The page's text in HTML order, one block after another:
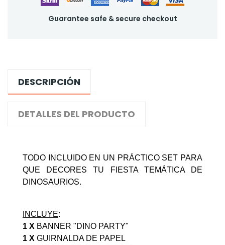
Guarantee safe & secure checkout
DESCRIPCIÓN
DETALLES DEL PRODUCTO
TODO INCLUIDO EN UN PRÁCTICO SET PARA
QUE DECORES TU FIESTA TEMÁTICA DE
DINOSAURIOS.
INCLUYE:
1 X BANNER "DINO PARTY"
1 X GUIRNALDA DE PAPEL